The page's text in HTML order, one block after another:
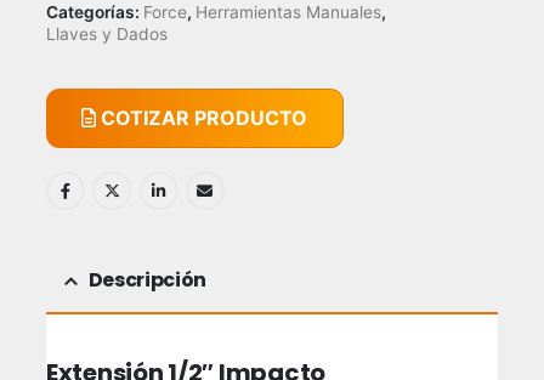
Categorías: Force, Herramientas Manuales,
Llaves y Dados
COTIZAR PRODUCTO
Descripción
Extensión 1/2″ Impacto